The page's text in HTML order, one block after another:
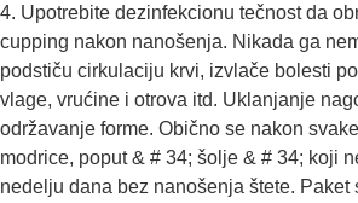
4. Upotrebite dezinfekcionu tečnost da
cupping nakon nanošenja. Nikada ga
podstiču cirkulaciju krvi, izvlače bolesti
vlage, vrućine i otrova itd. Uklanjanje
održavanje forme. Obično se nakon
modrice, poput & # 34; šolje & # 34; koji
nedelju dana bez nanošenja štete. Paket